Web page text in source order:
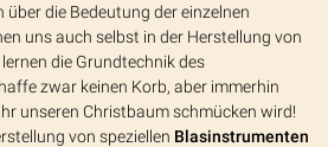
die Bedeutung der einzelnen
uns auch selbst in der Herstellung von
die Grundtechnik des
zwar keinen Korb, aber immerhin
unseren Christbaum schmücken wird!
von speziellen Blasinstrumenten